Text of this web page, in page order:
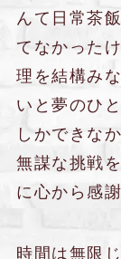
んて日常茶
てなかった
理を結構み
いと夢のひ
しかできな
無謀な挑戦
に心から感
時間は無限